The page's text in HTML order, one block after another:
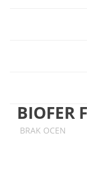
BIOFER
BRAK OCEN